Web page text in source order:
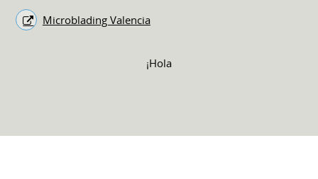
Microblading Valencia
¡Hola